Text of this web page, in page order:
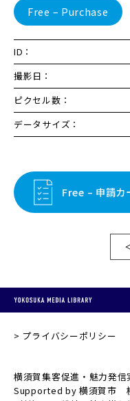
Free – Purchase
ID：
撮影日：
ピクセル数：
データサイズ：
Free – 申請カ
プライバシーポリシー
横須賀集客促進・魅力発信
Supported by 横須賀市